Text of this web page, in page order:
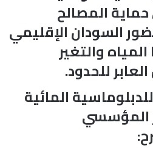
المصالح
السودان الإقليمي
والتغير
للحدود.
المائية
المؤسسي